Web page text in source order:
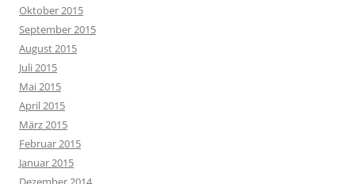
Oktober 2015
September 2015
August 2015
Juli 2015
Mai 2015
April 2015
März 2015
Februar 2015
Januar 2015